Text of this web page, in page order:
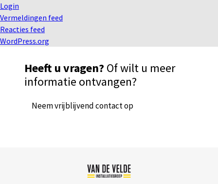
Login
Vermeldingen feed
Reacties feed
WordPress.org
Heeft u vragen? Of wilt u meer
informatie ontvangen?
Neem vrijblijvend contact op